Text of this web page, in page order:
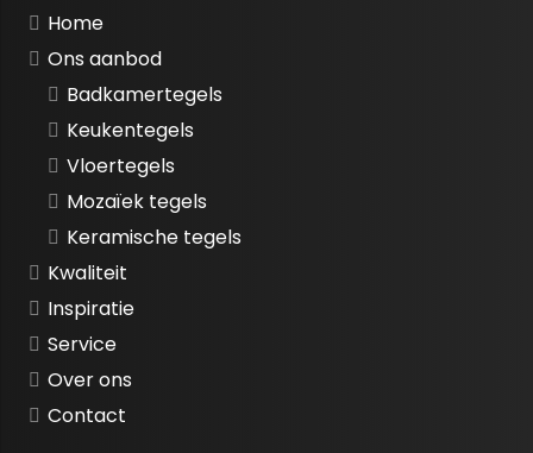
Home
Ons aanbod
Badkamertegels
Keukentegels
Vloertegels
Mozaïek tegels
Keramische tegels
Kwaliteit
Inspiratie
Service
Over ons
Contact